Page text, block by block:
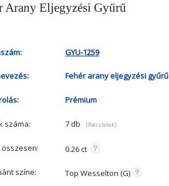
Arany Eljegyzési Gyűrű
GYU-1259
Fehér arany eljegyzési gyűrű
Prémium
száma: 7 db [Részletek]
0.26 ct
színe: Top Wesselton (G)